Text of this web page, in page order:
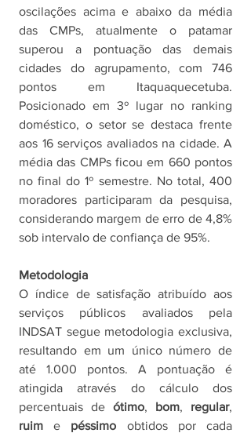
oscilações acima e abaixo da média
das CMPs, atualmente o patamar
superou a pontuação das demais
cidades do agrupamento, com 746
pontos em Itaquaquecetuba.
Posicionado em 3º lugar no ranking
doméstico, o setor se destaca frente
aos 16 serviços avaliados na cidade. A
média das CMPs ficou em 660 pontos
no final do 1º semestre. No total, 400
moradores participaram da pesquisa,
considerando margem de erro de 4,8%
sob intervalo de confiança de 95%.
Metodologia
O índice de satisfação atribuído aos
serviços públicos avaliados pela
INDSAT segue metodologia exclusiva,
resultando em um único número de
até 1.000 pontos. A pontuação é
atingida através do cálculo dos
percentuais de ótimo, bom, regular
ruim e péssimo obtidos por cada